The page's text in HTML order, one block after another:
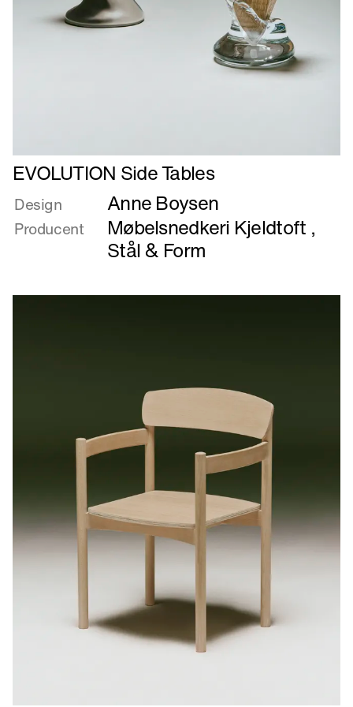
Læs
mere
om
EVOLUTION
Side
EVOLUTION Side Tables
Design Anne Boysen
Producent Møbelsnedkeri Kjeldtoft ,
Stål & Form